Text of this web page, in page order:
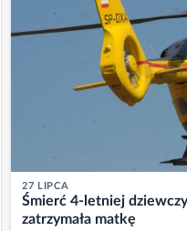
27 LIPCA
Śmierć 4-letniej
zatrzymała matkę